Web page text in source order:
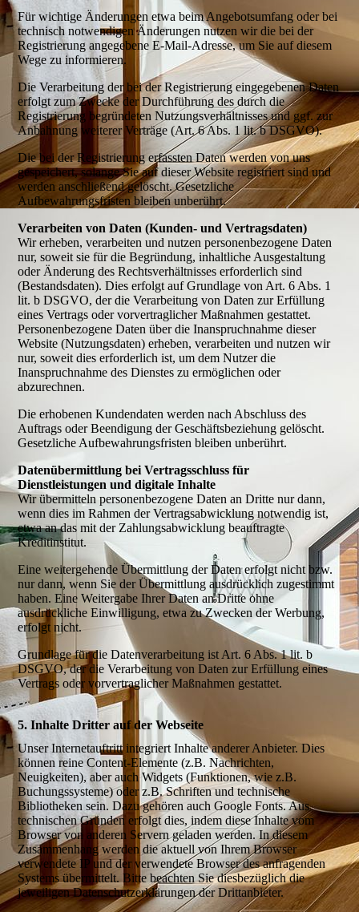
Für wichtige Änderungen etwa beim Angebotsumfang oder bei
technisch notwendigen Änderungen nutzen wir die bei der
Registrierung angegebene E-Mail-Adresse, um Sie auf diesem
Wege zu informieren.
Die Verarbeitung der bei der Registrierung eingegebenen Daten
erfolgt zum Zwecke der Durchführung des durch die
Registrierung begründeten Nutzungsverhältnisses und ggf. zur
Anbahnung weiterer Verträge (Art. 6 Abs. 1 lit. b DSGVO).
Die bei der Registrierung erfassten Daten werden von uns
gespeichert, solange Sie auf dieser Website registriert sind und
werden anschließend gelöscht. Gesetzliche
Aufbewahrungsfristen bleiben unberührt.
Verarbeiten von Daten (Kunden- und Vertragsdaten)
Wir erheben, verarbeiten und nutzen personenbezogene Daten
nur, soweit sie für die Begründung, inhaltliche Ausgestaltung
oder Änderung des Rechtsverhältnisses erforderlich sind
(Bestandsdaten). Dies erfolgt auf Grundlage von Art. 6 Abs. 1
lit. b DSGVO, der die Verarbeitung von Daten zur Erfüllung
eines Vertrags oder vorvertraglicher Maßnahmen gestattet.
Personenbezogene Daten über die Inanspruchnahme dieser
Website (Nutzungsdaten) erheben, verarbeiten und nutzen wir
nur, soweit dies erforderlich ist, um dem Nutzer die
Inanspruchnahme des Dienstes zu ermöglichen oder
abzurechnen.
Die erhobenen Kundendaten werden nach Abschluss des
Auftrags oder Beendigung der Geschäftsbeziehung gelöscht.
Gesetzliche Aufbewahrungsfristen bleiben unberührt.
Datenübermittlung bei Vertragsschluss für
Dienstleistungen und digitale Inhalte
Wir übermitteln personenbezogene Daten an Dritte nur dann,
wenn dies im Rahmen der Vertragsabwicklung notwendig ist,
etwa an das mit der Zahlungsabwicklung beauftragte
Kreditinstitut.
Eine weitergehende Übermittlung der Daten erfolgt nicht bzw.
nur dann, wenn Sie der Übermittlung ausdrücklich zugestimmt
haben. Eine Weitergabe Ihrer Daten an Dritte ohne
ausdrückliche Einwilligung, etwa zu Zwecken der Werbung,
erfolgt nicht.
Grundlage für die Datenverarbeitung ist Art. 6 Abs. 1 lit. b
DSGVO, der die Verarbeitung von Daten zur Erfüllung eines
Vertrags oder vorvertraglicher Maßnahmen gestattet.
5. Inhalte Dritter auf der Webseite
Unser Internetauftritt integriert Inhalte anderer Anbieter. Dies
können reine Content-Elemente (z.B. Nachrichten,
Neuigkeiten), aber auch Widgets (Funktionen, wie z.B.
Buchungssysteme) oder z.B. Schriften und technische
Bibliotheken sein. Dazu gehören auch Google Fonts. Aus
technischen Gründen erfolgt dies, indem diese Inhalte vom
Browser von anderen Servern geladen werden. In diesem
Zusammenhang werden die aktuell von Ihrem Browser
verwendete IP und der verwendete Browser des anfragenden
Systems übermittelt. Bitte beachten Sie diesbezüglich die
jeweiligen Datenschutzerklärungen der Drittanbieter.